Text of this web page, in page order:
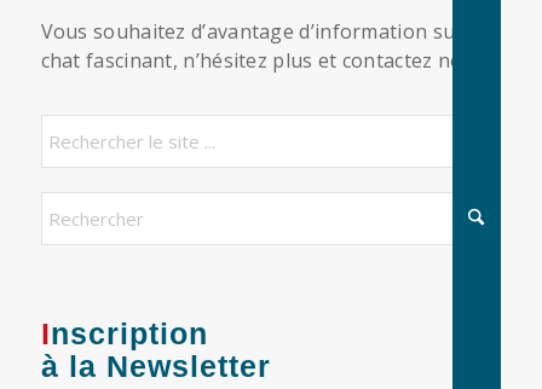
Vous souhaitez d’avantage d’information sur ce
chat fascinant, n’hésitez plus et contactez nous.
Inscription
à la Newsletter